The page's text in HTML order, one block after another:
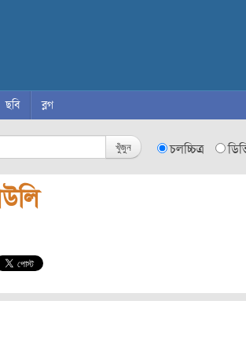
ছবি ব্লগ
খুঁজুন চলচ্চিত্র